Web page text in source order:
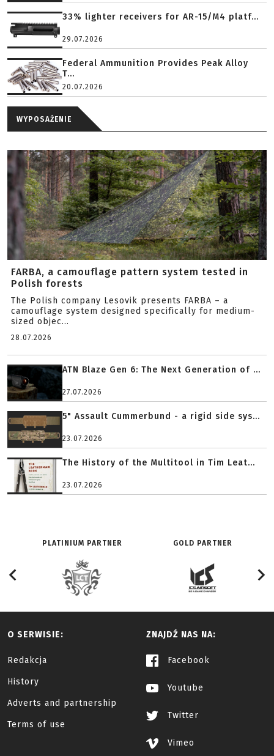
33% lighter receivers for AR-15/M4 platf...
29.07.2026
Federal Ammunition Provides Peak Alloy
T...
20.07.2026
WYPOSAŻENIE
FARBA, a camouflage pattern system tested in
Polish forests
The Polish company Lesovik presents FARBA – a
camouflage system designed specifically for medium-
sized objec...
28.07.2026
ATN Blaze Gen 6: The Next Generation of ...
27.07.2026
5" Assault Cummerbund - a rigid side sys...
23.07.2026
The History of the Multitool in Tim Leat...
23.07.2026
PLATINIUM PARTNER GOLD PARTNER
O SERWISIE:
Redakcja
History
Adverts and partnership
Terms of use
ZNAJDŹ NAS NA:
Facebook
Youtube
Twitter
Vimeo